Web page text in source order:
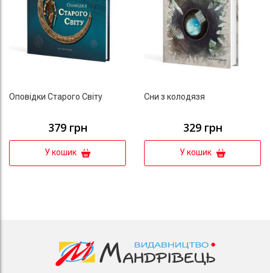
Оповідки Старого Світу
379 грн
У кошик
Сни з колодязя
329 грн
У кошик